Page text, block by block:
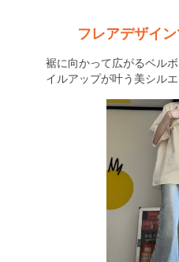
フレアデザイ
裾に向かって広がるベル
イルアップが叶う美シルエ